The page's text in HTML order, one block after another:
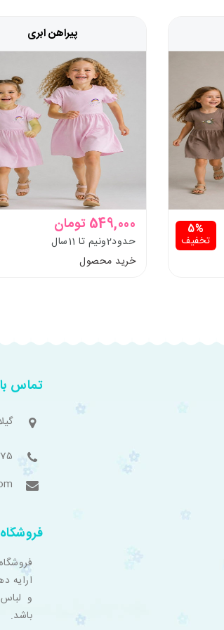
5%
تخفیف
پیراهن ابری
549,000 تومان
حدود2ونیم تا 11سال
خرید محصول
تماس
ارایه
و
باشد.